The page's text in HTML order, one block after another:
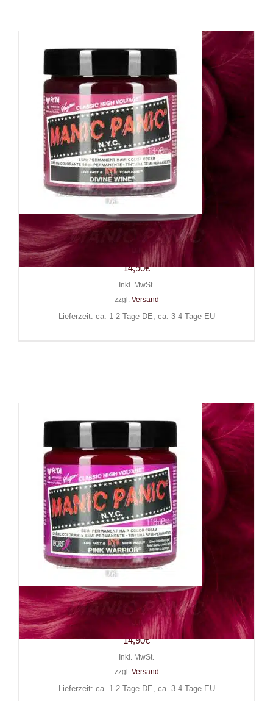
Manic Panic Haarfarbe Divine
Wine
14,90€
Inkl. MwSt.
zzgl. Versand
Lieferzeit: ca. 1-2 Tage DE, ca. 3-4 Tage EU
Manic Panic Haarfarbe Pink
Warrior
14,90€
Inkl. MwSt.
zzgl. Versand
Lieferzeit: ca. 1-2 Tage DE, ca. 3-4 Tage EU